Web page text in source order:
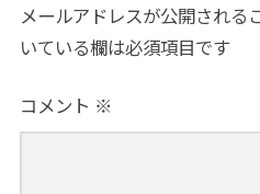
メールアドレスが公開される
いている欄は必須項目です
コメント ※